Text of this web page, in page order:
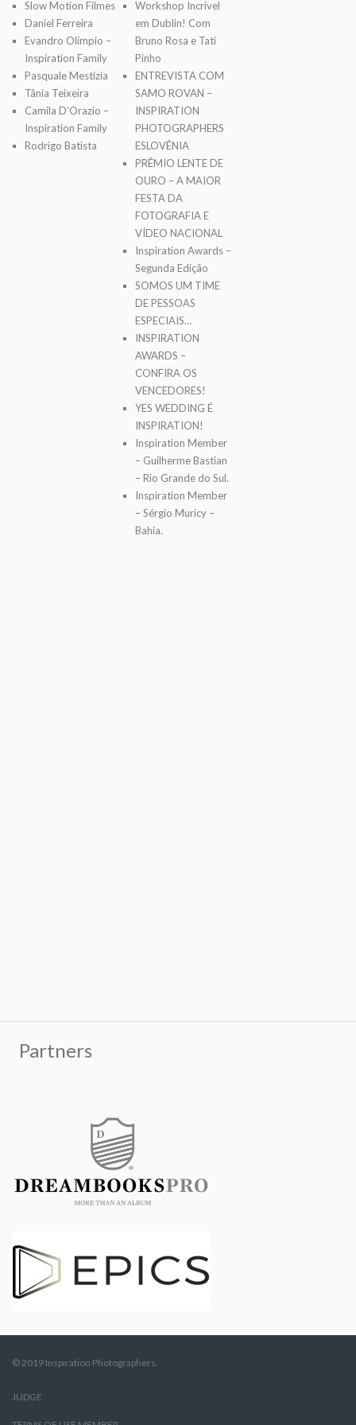
Slow Motion Filmes
Daniel Ferreira
Evandro Olímpio –
Inspiration Family
Pasquale Mestizia
Tânia Teixeira
Camila D’Orazio –
Inspiration Family
Rodrigo Batista
Workshop Incrível
em Dublin! Com
Bruno Rosa e Tati
Pinho
ENTREVISTA COM
SAMO ROVAN –
INSPIRATION
PHOTOGRAPHERS
ESLOVÊNIA
PRÊMIO LENTE DE
OURO – A MAIOR
FESTA DA
FOTOGRAFIA E
VÍDEO NACIONAL
Inspiration Awards –
Segunda Edição
SOMOS UM TIME
DE PESSOAS
ESPECIAIS…
INSPIRATION
AWARDS –
CONFIRA OS
VENCEDORES!
YES WEDDING É
INSPIRATION!
Inspiration Member
– Guilherme Bastian
– Rio Grande do Sul.
Inspiration Member
– Sérgio Muricy –
Bahia.
© 2019 Inspiration Photographers.
JUDGE